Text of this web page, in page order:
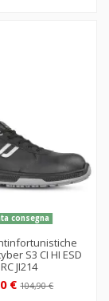
consegna
S3 CI HI ESD
JI214
€104,90 €